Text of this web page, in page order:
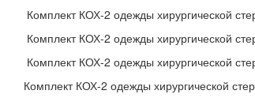
Комплект КОХ-2 одежды хирургической
Комплект КОХ-2 одежды хирургической
Комплект КОХ-2 одежды хирургической
Комплект КОХ-2 одежды хирургической